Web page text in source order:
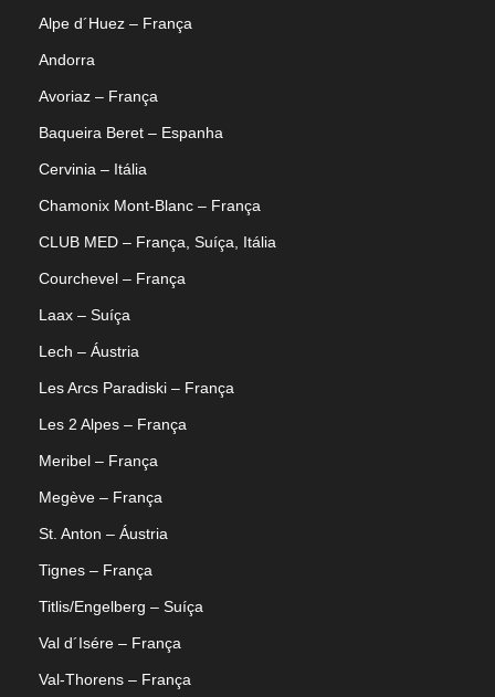
Alpe d´Huez – França
Andorra
Avoriaz – França
Baqueira Beret – Espanha
Cervinia – Itália
Chamonix Mont-Blanc – França
CLUB MED – França, Suíça, Itália
Courchevel – França
Laax – Suíça
Lech – Áustria
Les Arcs Paradiski – França
Les 2 Alpes – França
Meribel – França
Megève – França
St. Anton – Áustria
Tignes – França
Titlis/Engelberg – Suíça
Val d´Isére – França
Val-Thorens – França